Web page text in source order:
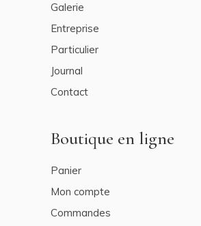
Galerie
Entreprise
Particulier
Journal
Contact
Boutique en ligne
Panier
Mon compte
Commandes